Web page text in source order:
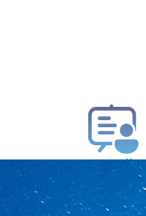
طلب فتوى